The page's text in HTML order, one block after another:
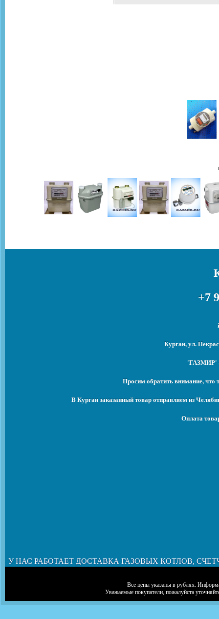
+7
Курган, ул.
'ГАЗМИР' -
Просим обратить внимание, что
В Курган заказанный товар отправляем из
Оплата
У НАС РАБОТАЕТ ДОСТАВКА ГАЗОВЫХ КОТЛОВ,
Все цены указаны в рублях.
Уважаемые покупатели, пожалуйста